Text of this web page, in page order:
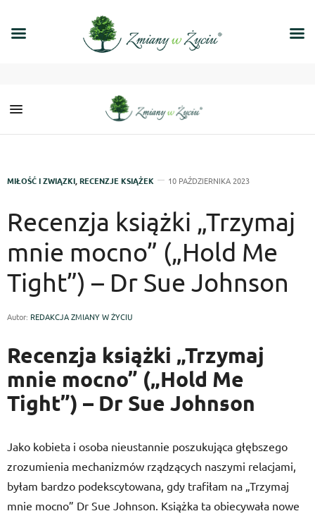
MIŁOŚĆ I ZWIĄZKI RECENZJE KSIĄŻEK 10 PAŹDZIERNIKA 2023
Recenzja książki „Trzymaj
mnie mocno” („Hold Me
Tight”) – Dr Sue Johnson
Autor: REDAKCJA ZMIANY W ŻYCIU
Recenzja książki „Trzymaj
mnie mocno” („Hold Me
Tight”) – Dr Sue Johnson
Jako kobieta i osoba nieustannie poszukująca głębszego
zrozumienia mechanizmów rządzących naszymi relacjami,
byłam bardzo podekscytowana, gdy trafiłam na „Trzymaj
mnie mocno” Dr Sue Johnson. Książka ta obiecywała nowe